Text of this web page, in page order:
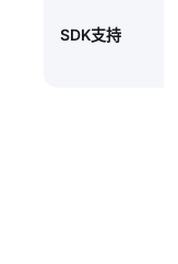
SDK支持